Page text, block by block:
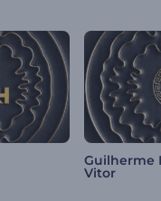
Guilherme
Vitor